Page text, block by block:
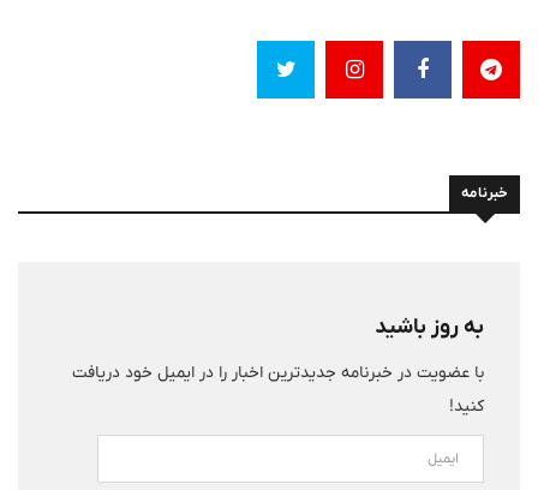
خبرنامه
به روز باشید
با عضویت در خبرنامه جدیدترین اخبار را در ایمیل خود دریافت
کنید!